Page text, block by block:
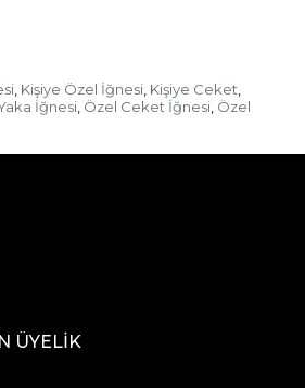
, Kişiye Özel İğnesi, Kişiye Ceket,
İğnesi, Özel Ceket İğnesi, Özel
ÜYELİK